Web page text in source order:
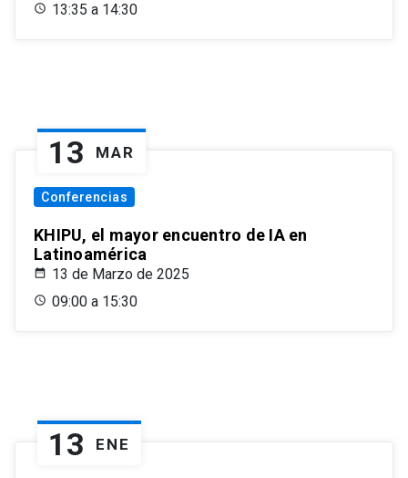
13:35 a 14:30
13 MAR
Conferencias
KHIPU, el mayor encuentro de IA en
Latinoamérica
13 de Marzo de 2025
09:00 a 15:30
13 ENE